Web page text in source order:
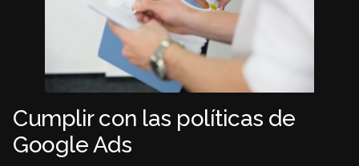
Cumplir con las políticas de
Google Ads